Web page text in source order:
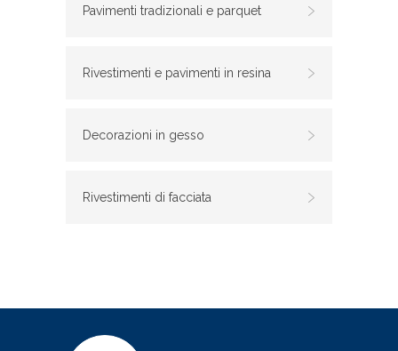
Pavimenti tradizionali e parquet
Rivestimenti e pavimenti in resina
Decorazioni in gesso
Rivestimenti di facciata